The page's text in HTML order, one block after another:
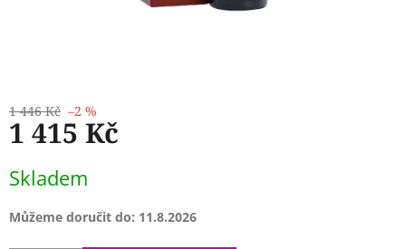
1 446 Kč –2 %
1 415 Kč
cena:
Skladem
Můžeme doručit do: 11.8.2026